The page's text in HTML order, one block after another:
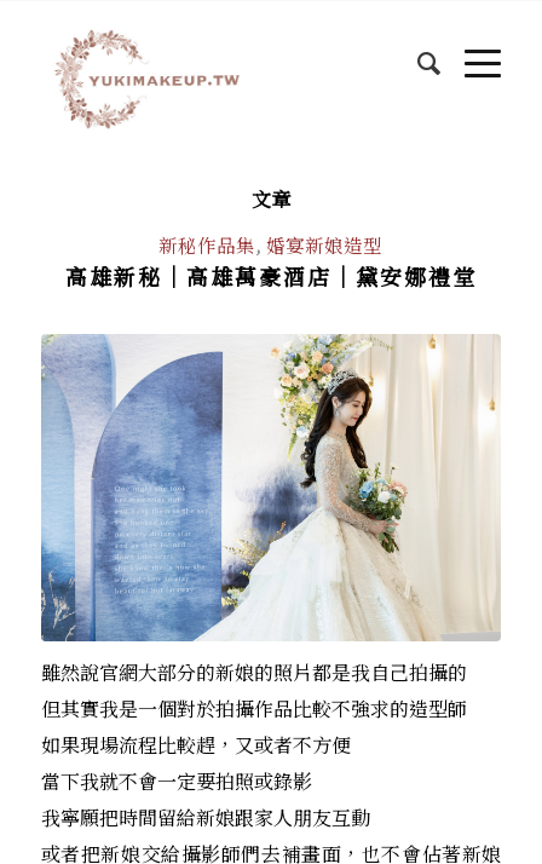
文章
新秘作品集,婚宴新娘造型
高雄新秘｜高雄萬豪酒店｜黛安娜禮堂
雖然說官網大部分的新娘的照片都是我自己拍攝的
但其實我是一個對於拍攝作品比較不強求的造型師
如果現場流程比較趕，又或者不方便
當下我就不會一定要拍照或錄影
我寧願把時間留給新娘跟家人朋友互動
或者把新娘交給攝影師們去補畫面，也不會佔著新娘